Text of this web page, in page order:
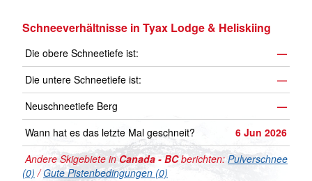
Schneeverhältnisse in Tyax Lodge & Heliskiing
Die obere Schneetiefe ist:
—
Die untere Schneetiefe ist:
—
Neuschneetiefe Berg
—
Wann hat es das letzte Mal geschneit?
6 Jun 2026
Andere Skigebiete inCanada - BCberichten: Pulverschnee
(0) /Gute Pistenbedingungen (0)